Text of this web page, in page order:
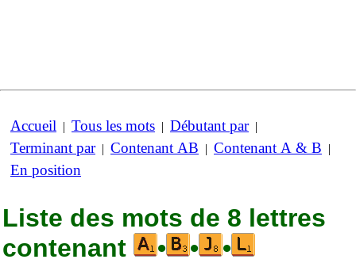
Accueil | Tous les mots | Débutant par|
Terminant par| Contenant AB | Contenant A & B |
En position
Liste des mots de 8 lettres
contenant
• • •